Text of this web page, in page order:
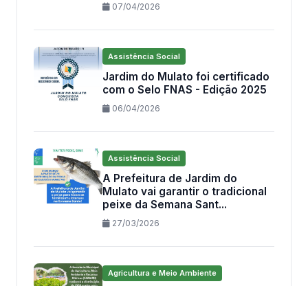
07/04/2026
Assistência Social
Jardim do Mulato foi certificado
com o Selo FNAS - Edição 2025
06/04/2026
Assistência Social
A Prefeitura de Jardim do
Mulato vai garantir o tradicional
peixe da Semana Sant...
27/03/2026
Agricultura e Meio Ambiente